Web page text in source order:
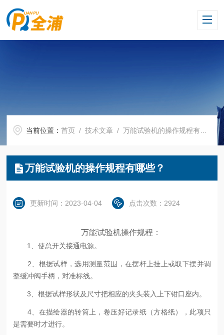
当前位置：首页 /技术文章 / 万能试验机的操作规程有哪些？
万能试验机的操作规程有哪些？
更新时间：2023-04-04 点击次数：2924
万能试验机操作规程：
1、使总开关接通电源。
2、根据试样，选用测量范围，在摆杆上挂上或取下摆并调
整缓冲阀手柄，对准标线。
3、根据试样形状及尺寸把相应的夹头装入上下钳口座内。
4、在描绘器的转筒上，卷压好记录纸（方格纸），此项只
是需要时才进行。